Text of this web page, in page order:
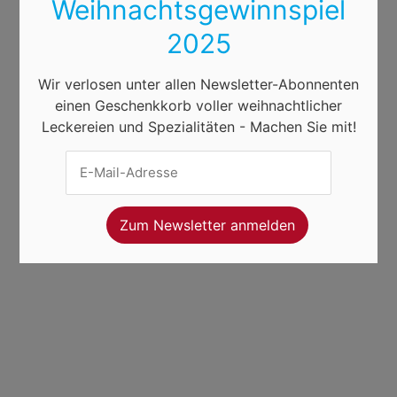
Weihnachtsgewinnspiel
2025
Wir verlosen unter allen Newsletter-Abonnenten
einen Geschenkkorb voller weihnachtlicher
Leckereien und Spezialitäten - Machen Sie mit!